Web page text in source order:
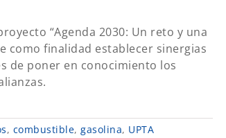
“Agenda 2030: Un reto y una
como finalidad establecer sinergias
de poner en conocimiento los
, combustible, gasolina, UPTA